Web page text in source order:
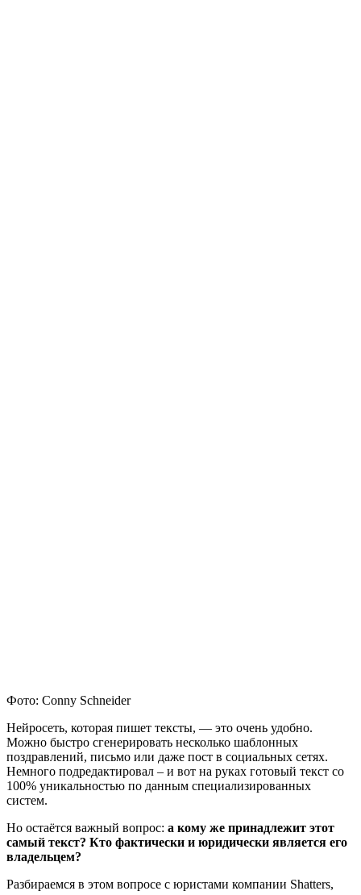
Фото: Conny Schneider
Нейросеть, которая пишет тексты, — это очень удобно.
Можно быстро сгенерировать несколько шаблонных
поздравлений, письмо или даже пост в социальных сетях.
Немного подредактировал – и вот на руках готовый текст со
100% уникальностью по данным специализированных
систем.
Но остаётся важный вопрос: а кому же принадлежит этот
самый текст? Кто фактически и юридически является его
владельцем?
Разбираемся в этом вопросе с юристами компании Shatters,